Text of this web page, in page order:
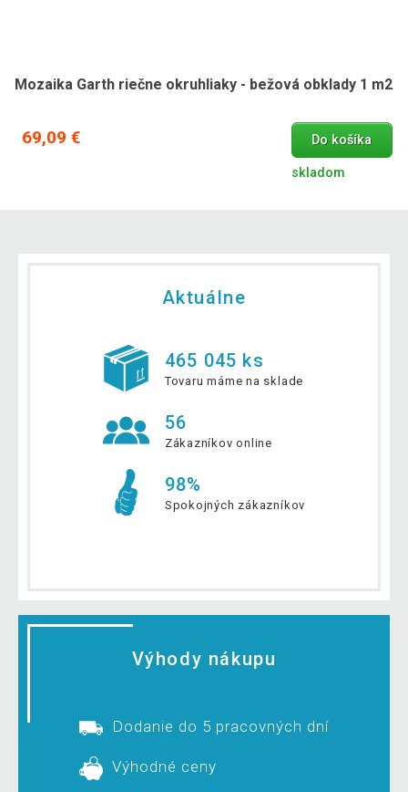
Mozaika Garth riečne okruhliaky - bežová obklady 1 m2
69,09 € Do košíka
skladom
Aktuálne
465 045 ks
Tovaru máme na sklade
56
Zákazníkov online
98%
Spokojných zákazníkov
Výhody nákupu
Dodanie do 5 pracovných dní
Výhodné ceny